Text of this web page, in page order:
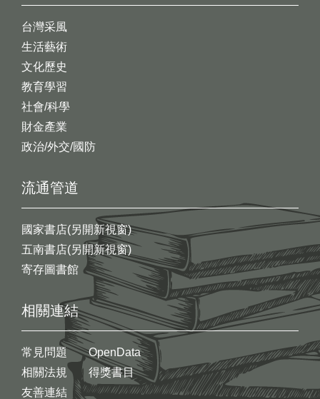
台灣采風
生活藝術
文化歷史
教育學習
社會/科學
財金產業
政治/外交/國防
流通管道
國家書店(另開新視窗)
五南書店(另開新視窗)
寄存圖書館
相關連結
常見問題
相關法規
友善連結
OpenData
得獎書目